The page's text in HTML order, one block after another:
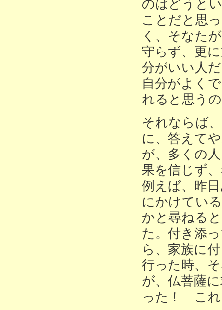
ことだと思
く、そなた
守らず、更
分がいい人
自分がよく
れると思う
それならば
に、答えて
が、多くの
果を信じず
例えば、昨
にかけてい
かと尋ねる
た。付き添
ら、家族に
行った時、
が、仏菩薩
った！ これ